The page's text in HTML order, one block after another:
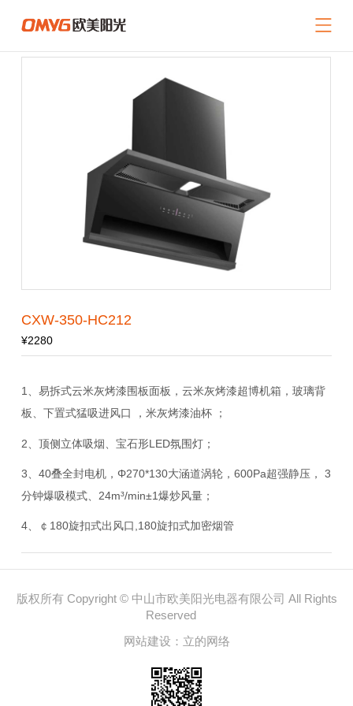
网站导航
关于我们
CXW-350-HC212
¥2280
1、易拆式云米灰烤漆围板面板，云米灰烤漆超博机箱，玻璃背
板、下置式猛吸进风口 ，米灰烤漆油杯 ；
2、顶侧立体吸烟、宝石形LED氛围灯；
3、40叠全封电机，Φ270*130大涵道涡轮，600Pa超强静压， 3
分钟爆吸模式、24m³/min±1爆炒风量；
4、￠180旋扣式出风口,180旋扣式加密烟管
版权所有 Copyright © 中山市欧美阳光电器有限公司 All Rights
Reserved
网站建设： 立的网络